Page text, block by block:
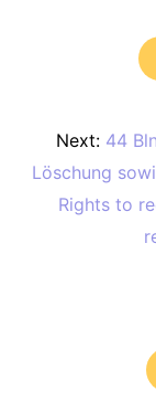
Next: 44
Löschung
Rights to